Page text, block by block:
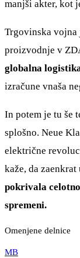
manjši akter, kot
Trgovinska
proizvodnje v
globalna
izračune vnaša
In potem je tu še
splošno. Neue
električne
kaže, da zaenkrat
pokrivala
spremeni.
Omenjene delnice
MB